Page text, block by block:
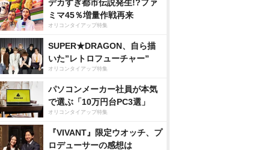
デカすぎ都市伝説発生!?ファ
ミマ45％増量作戦再来
オリコンタイアップ特集
SUPER★DRAGON、自ら描
いた”レトロフューチャー”
オリコンタイアップ特集
パソコンメーカー社員が本気
で選ぶ「10万円台PC3選」
オリコンタイアップ特集
『VIVANT』限定ウオッチ、プ
ロデューサーの感想は